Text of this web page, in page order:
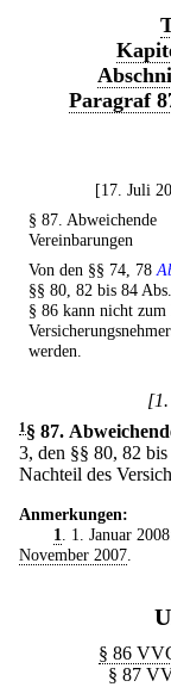
Paragraf
[17. Juli
§ 87. Abweichende
Vereinbarungen
Von den §§ 74, 78
§§ 80, 82 bis 84
§ 86 kann nicht zum
werden.
1§ 87.
3, den §§ 80, 82
Nachteil des
Anmerkungen:
1. 1. Januar
November 2007.
§ 86
§ 87